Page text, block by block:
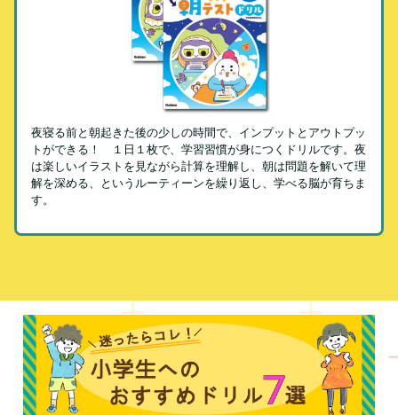
夜寝る前と朝起きた後の少しの時間で、インプットとアウトプッ
トができる！ １日１枚で、学習習慣が身につくドリルです。夜
は楽しいイラストを見ながら計算を理解し、朝は問題を解いて理
解を深める、というルーティーンを繰り返し、学べる脳が育ちま
す。